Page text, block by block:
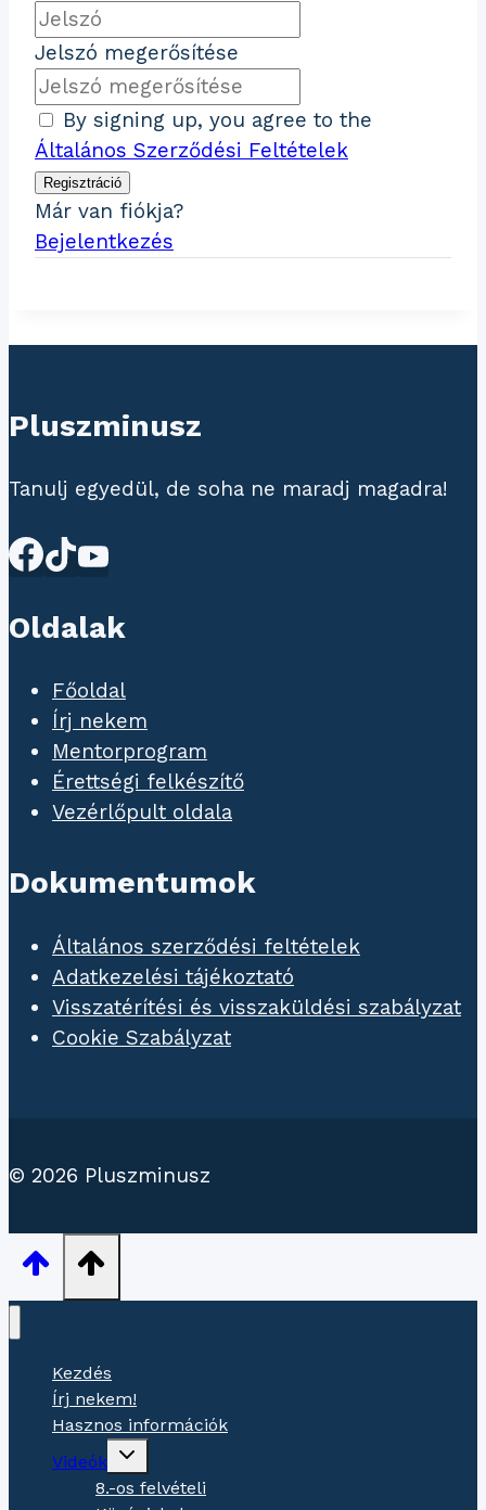
Jelszó megerősítése
By signing up, you agree to the
Általános Szerződési Feltételek
Regisztráció
Már van fiókja?
Bejelentkezés
Pluszminusz
Tanulj egyedül, de soha ne maradj magadra!
Oldalak
Főoldal
Írj nekem
Mentorprogram
Érettségi felkészítő
Vezérlőpult oldala
Dokumentumok
Általános szerződési feltételek
Adatkezelési tájékoztató
Visszatérítési és visszaküldési szabályzat
Cookie Szabályzat
© 2026 Pluszminusz
Kezdés
Írj nekem!
Hasznos információk
Videók
Gyermekmenü
8.-os felvételi